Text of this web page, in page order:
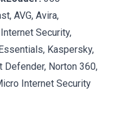
AVG, Avira,
Security,
Kaspersky,
Norton 360,
Internet Security